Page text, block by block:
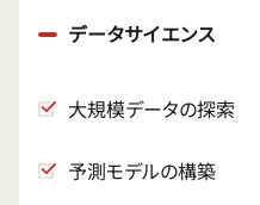
データサイエンス
大規模データの探索
予測モデルの構築